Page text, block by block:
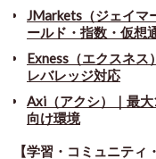
JMarkets（ジェイマ
ールド・指数・仮想
Exness（エクスネス
レバレッジ対応
Axi（アクシ）｜最
向け環境
【学習・コミュニティ